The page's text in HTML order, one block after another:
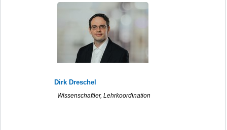
Dirk Dreschel
Wissenschaftler, Lehrkoordination